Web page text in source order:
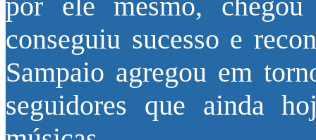
conseguiu sucesso e
Sampaio agregou em
seguidores que ainda